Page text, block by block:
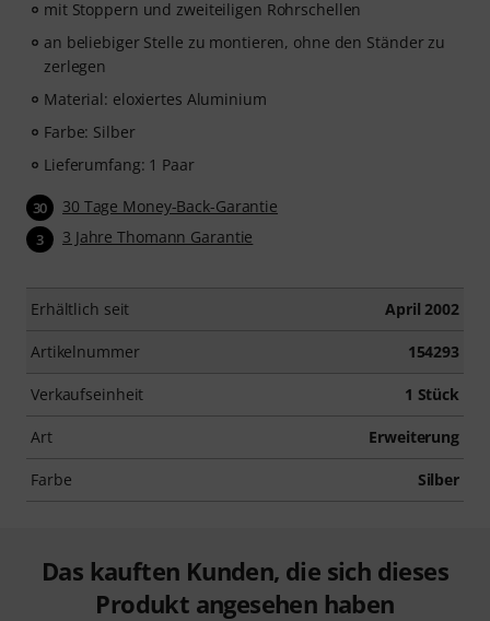
mit Stoppern und zweiteiligen Rohrschellen
an beliebiger Stelle zu montieren, ohne den Ständer zu
zerlegen
Material: eloxiertes Aluminium
Farbe: Silber
Lieferumfang: 1 Paar
30 30 Tage Money-Back-Garantie
3 3 Jahre Thomann Garantie
Erhältlich seit April 2002
Artikelnummer 154293
Verkaufseinheit 1 Stück
Art Erweiterung
Farbe Silber
Das kauften Kunden, die sich dieses
Produkt angesehen haben